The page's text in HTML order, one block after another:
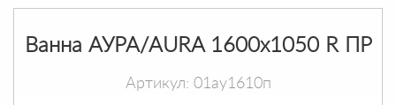
Ванна АУРА/AURA 1600х1050 R ПР
Артикул: 01ау1610п